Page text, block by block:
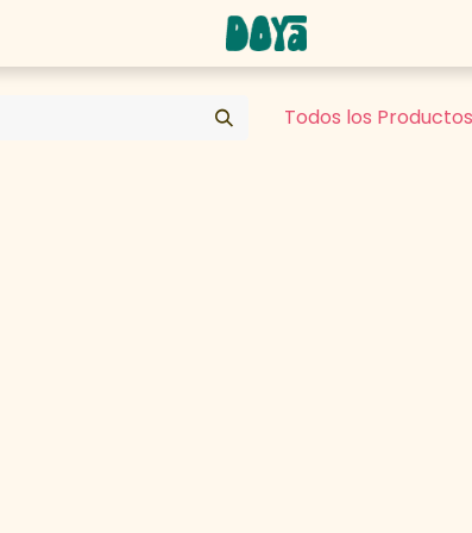
Todos los Productos